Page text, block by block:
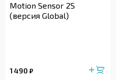
Motion Sensor 2S
(версия Global)
1 490 ₽